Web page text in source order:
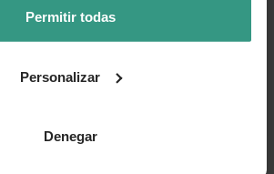
Permitir todas
Personalizar
Denegar
el sustrato.
Riega abundantemente y sigue
lo antes posible, asegurando un